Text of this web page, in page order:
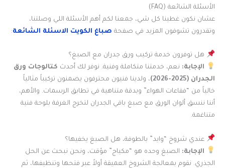
الأسئلة الشائعة (FAQ)
عشان نكون غطينا كل شي، جمعنا لكم أهم الأسئلة اللي وصلتنا،
وتقدرون تشوفون المزيد في صفحة صباغ الكويت الاسئلة الشائعة:
هل توفرون خدمة تركيب ورق جدران مع الصبغ؟
الإجابة: نعم، خدمتنا متكاملة وفنية. نوفر لك أحدث كتالوجات ورق
الجدران (2025-2026)
، ولدينا فنيون محترفون يضمنون تركيباً مثالياً
خالياً من “فقاعات الهواء” وبدقة متناهية في تطابق الرسمات. والأهم،
أننا ننسق ألوان الورق مع صبغ باقي الجدران لتخرج الغرفة بلوحة فنية
متناغمة.
عندي شروخ “وايد” بالطوفة، هل الصبغ يخفيها؟
الإجابة: الصبغ وحده هو “مكياج” مؤقت، ونحن نبحث عن الحل
الجذري. نقوم بمعالجة الشروخ العميقة أولاً عبر فتحها وتنظيفها، ثم